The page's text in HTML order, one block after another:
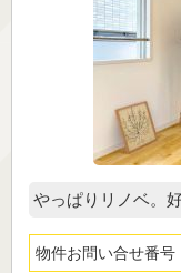
やっぱりリノベ。好
物件お問い合せ番号